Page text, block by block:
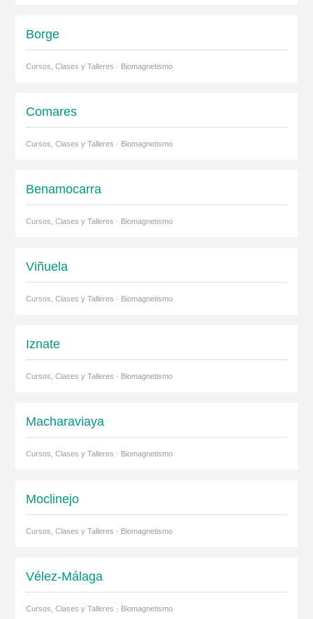
Borge
Cursos, Clases y Talleres · Biomagnetismo
Comares
Cursos, Clases y Talleres · Biomagnetismo
Benamocarra
Cursos, Clases y Talleres · Biomagnetismo
Viñuela
Cursos, Clases y Talleres · Biomagnetismo
Iznate
Cursos, Clases y Talleres · Biomagnetismo
Macharaviaya
Cursos, Clases y Talleres · Biomagnetismo
Moclinejo
Cursos, Clases y Talleres · Biomagnetismo
Vélez-Málaga
Cursos, Clases y Talleres · Biomagnetismo